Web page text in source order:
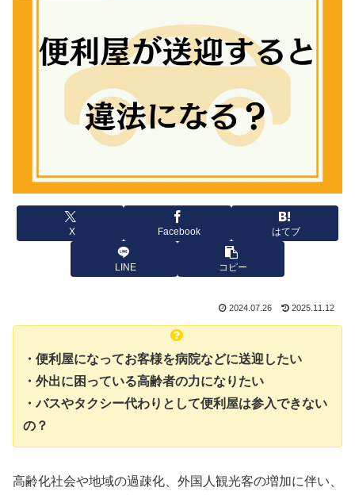
X Facebook はてブ
LINE コピー
2024.07.26 2025.11.12
・便利屋になってお客様を病院などに送迎したい
・外出に困っている高齢者の力になりたい
・バスやタクシー代わりとして便利屋は参入できない
の？
高齢化社会や地域の過疎化、外国人観光客の増加に伴い、